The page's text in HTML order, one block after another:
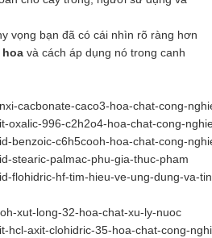
vọng bạn đã có cái nhìn rõ ràng hơn
hoa và cách áp dụng nó trong canh
cacbonate-caco3-hoa-chat-cong-
oxalic-996-c2h2o4-hoa-chat-cong-
benzoic-c6h5cooh-hoa-chat-cong-
stearic-palmac-phu-gia-thuc-pham
flohidric-hf-tim-hieu-ve-ung-dung-va-
xut-long-32-hoa-chat-xu-ly-nuoc
hcl-axit-clohidric-35-hoa-chat-cong-